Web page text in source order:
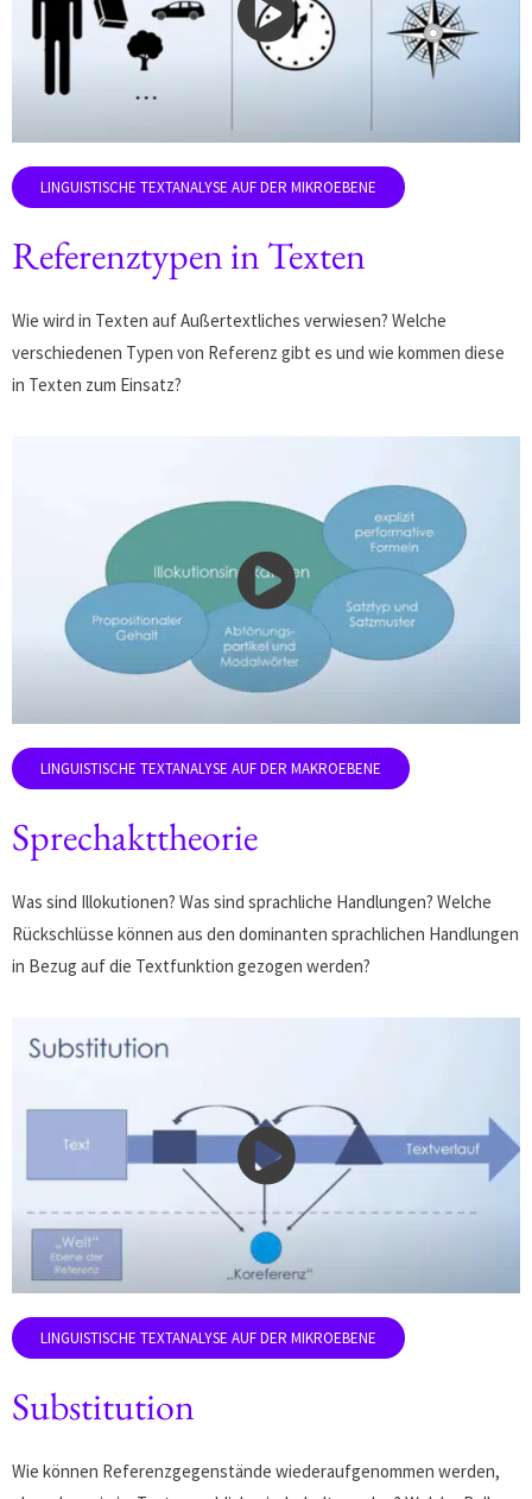
Referenztypen in Texten
Wie wird in Texten auf Außertextliches verwiesen? Welche
verschiedenen Typen von Referenz gibt es und wie kommen diese
in Texten zum Einsatz?
Sprechakttheorie
Was sind Illokutionen? Was sind sprachliche Handlungen? Welche
Rückschlüsse können aus den dominanten sprachlichen Handlungen
in Bezug auf die Textfunktion gezogen werden?
Substitution
Wie können Referenzgegenstände wiederaufgenommen werden,